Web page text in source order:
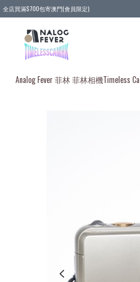
全店買滿$700包寄澳門(會員限定)
Analog Fever 菲林 菲林相機Timeless